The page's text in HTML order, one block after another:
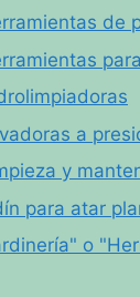
de
a
y
para atar
o